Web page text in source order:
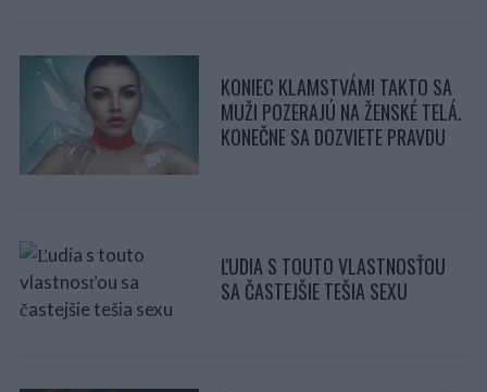
KONIEC KLAMSTVÁM! TAKTO SA
MUŽI POZERAJÚ NA ŽENSKÉ TELÁ.
KONEČNE SA DOZVIETE PRAVDU
ĽUDIA S TOUTO VLASTNOSŤOU
SA ČASTEJŠIE TEŠIA SEXU